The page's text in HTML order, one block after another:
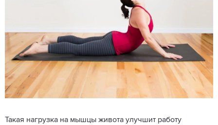
Такая нагрузка на мышцы живота улучшит работу